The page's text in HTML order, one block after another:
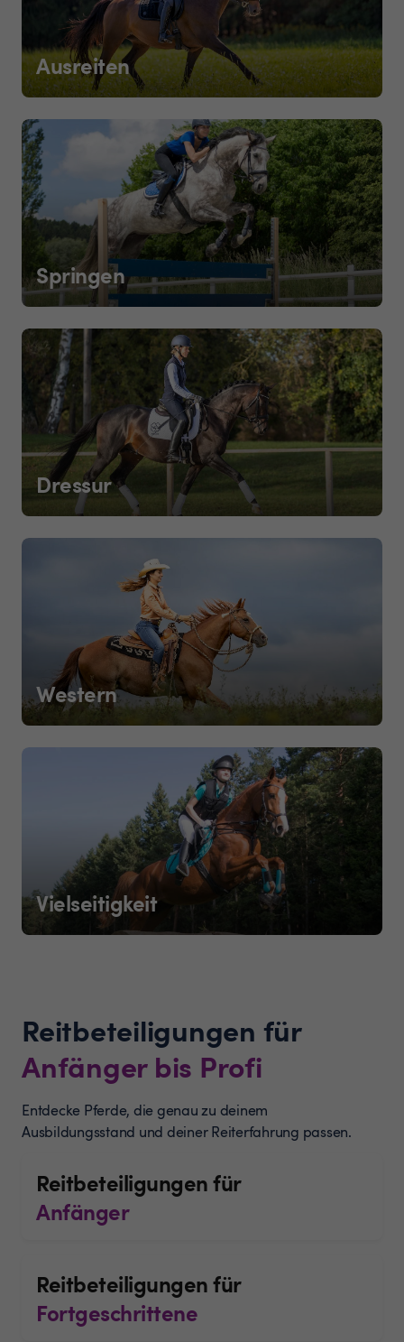
Ausreiten
Springen
Dressur
Western
Vielseitigkeit
Reitbeteiligungen für
Anfänger bis Profi
Entdecke Pferde, die genau zu deinem
Ausbildungsstand und deiner Reiterfahrung passen.
Reitbeteiligungen für
Anfänger
Reitbeteiligungen für
Fortgeschrittene